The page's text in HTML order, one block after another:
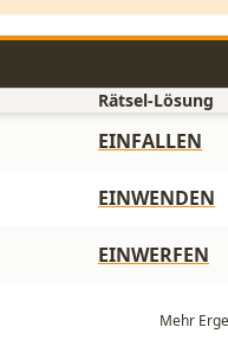
Rätsel-Lösung
EINFALLEN
EINWENDEN
EINWERFEN